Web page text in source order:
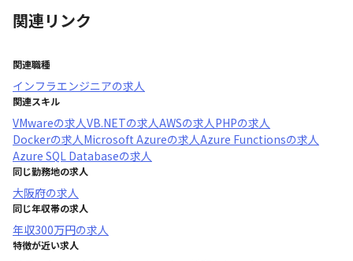
関連リンク
関連職種
インフラエンジニアの求人
関連スキル
VMwareの求人VB.NETの求人AWSの求人PHPの求人
Dockerの求人Microsoft Azureの求人Azure Functionsの求人
Azure SQL Databaseの求人
同じ勤務地の求人
大阪府の求人
同じ年収帯の求人
年収300万円の求人
特徴が近い求人